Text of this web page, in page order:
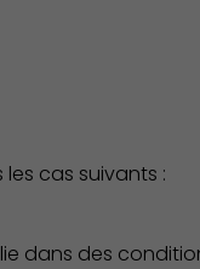
cas suivants :
dans des